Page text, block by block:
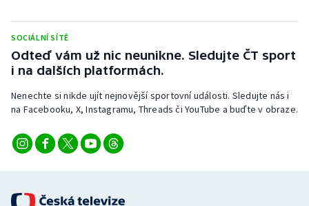
Stolní tenis
Triatlon
Veslování
Vodní slalom
Ostatní
SOCIÁLNÍ SÍTĚ
Odteď vám už nic neunikne. Sledujte ČT sport
i na dalších platformách.
Nenechte si nikde ujít nejnovější sportovní události. Sledujte nás i
na Facebooku, X, Instagramu, Threads či YouTube a buďte v obraze.